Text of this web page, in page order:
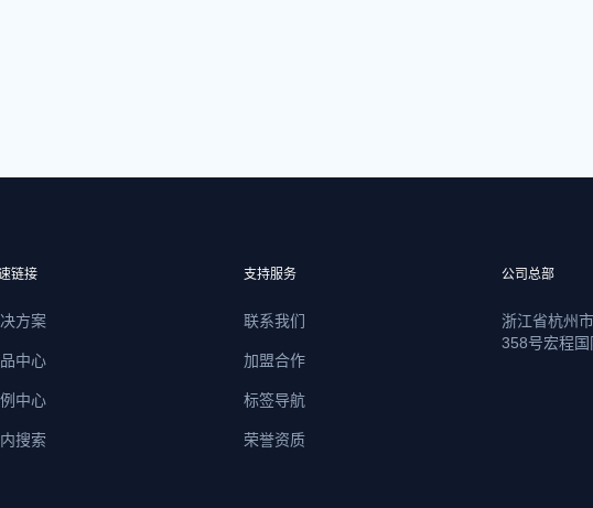
链接
方案
中心
中心
搜索
支持服务
联系我们
加盟合作
标签导航
荣誉资质
公司总部
浙江省杭州
358号宏程